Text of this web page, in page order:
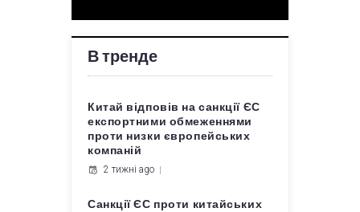
В тренде
Китай відповів на санкції ЄС
експортними обмеженнями
проти низки європейських
компаній
2 тижні ago
Санкції ЄС проти китайських